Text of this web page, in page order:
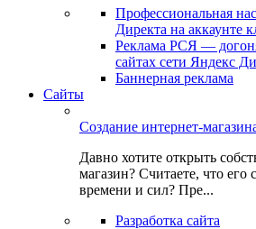
Профессиональная
Директа на аккаунте
Реклама РСЯ —
сайтах сети Яндекс
Баннерная реклама
Сайты
Создание интернет-
Давно хотите открыть
магазин? Считаете, что его
времени и сил? Пре...
Разработка сайта